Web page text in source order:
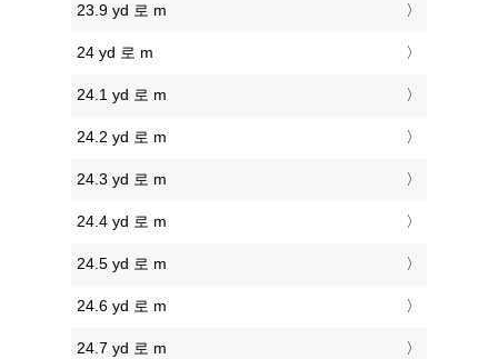
23.9 yd 로 m
24 yd 로 m
24.1 yd 로 m
24.2 yd 로 m
24.3 yd 로 m
24.4 yd 로 m
24.5 yd 로 m
24.6 yd 로 m
24.7 yd 로 m